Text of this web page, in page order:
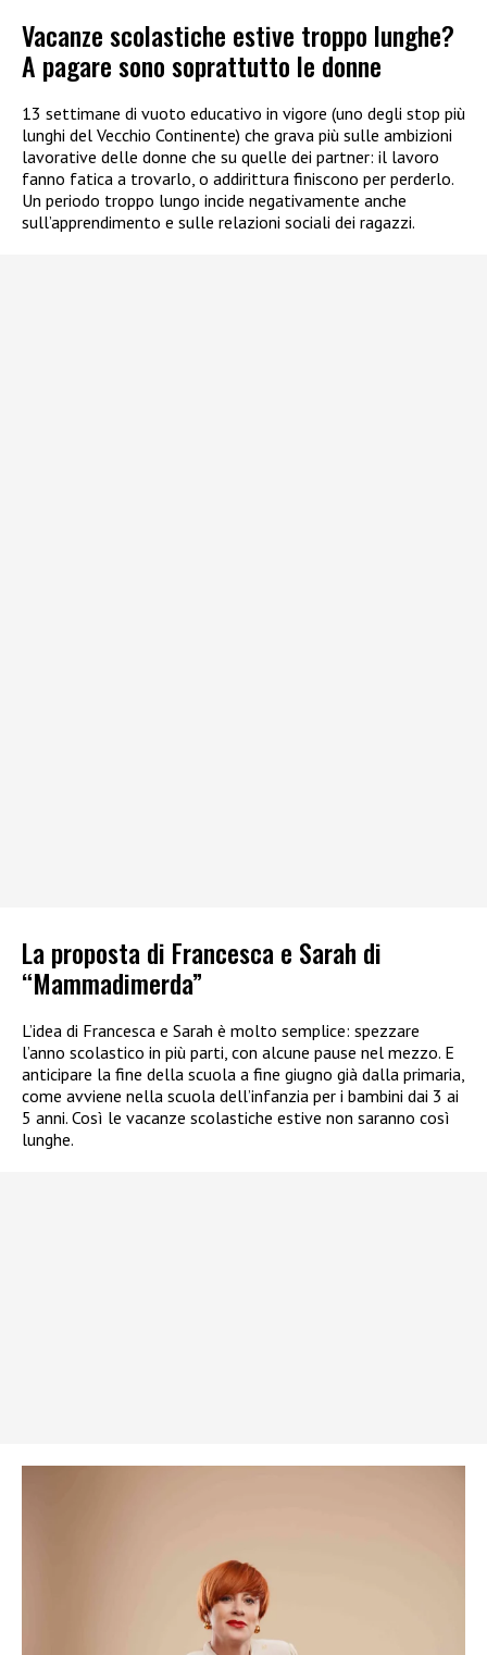
Vacanze scolastiche estive troppo lunghe?
A pagare sono soprattutto le donne
13 settimane di vuoto educativo in vigore (uno degli stop più
lunghi del Vecchio Continente) che grava più sulle ambizioni
lavorative delle donne che su quelle dei partner: il lavoro
fanno fatica a trovarlo, o addirittura finiscono per perderlo.
Un periodo troppo lungo incide negativamente anche
sull’apprendimento e sulle relazioni sociali dei ragazzi.
La proposta di Francesca e Sarah di
“Mammadimerda”
L’idea di Francesca e Sarah è molto semplice: spezzare
l’anno scolastico in più parti, con alcune pause nel mezzo. E
anticipare la fine della scuola a fine giugno già dalla primaria,
come avviene nella scuola dell’infanzia per i bambini dai 3 ai
5 anni. Così le vacanze scolastiche estive non saranno così
lunghe.